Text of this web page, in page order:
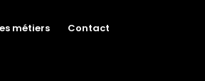
métiers Contact